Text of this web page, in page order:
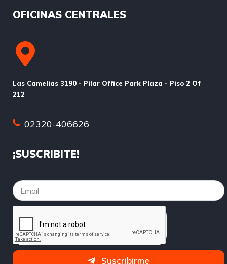
OFICINAS CENTRALES
Las Camelias 3190 - Pilar Office Park Plaza - Piso 2 Of
212
02320-406626
¡SUSCRIBITE!
Suscribirme